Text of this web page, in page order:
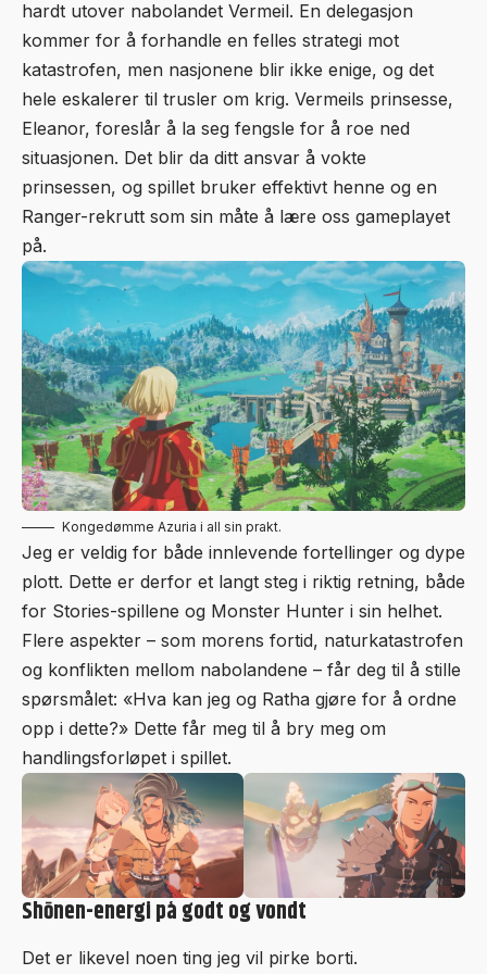
hardt utover nabolandet Vermeil. En delegasjon
kommer for å forhandle en felles strategi mot
katastrofen, men nasjonene blir ikke enige, og det
hele eskalerer til trusler om krig. Vermeils prinsesse,
Eleanor, foreslår å la seg fengsle for å roe ned
situasjonen. Det blir da ditt ansvar å vokte
prinsessen, og spillet bruker effektivt henne og en
Ranger-rekrutt som sin måte å lære oss gameplayet
på.
Kongedømme Azuria i all sin prakt.
Jeg er veldig for både innlevende fortellinger og dype
plott. Dette er derfor et langt steg i riktig retning, både
for Stories-spillene og Monster Hunter i sin helhet.
Flere aspekter – som morens fortid, naturkatastrofen
og konflikten mellom nabolandene – får deg til å stille
spørsmålet: «Hva kan jeg og Ratha gjøre for å ordne
opp i dette?» Dette får meg til å bry meg om
handlingsforløpet i spillet.
Shōnen-energi på godt og vondt
Det er likevel noen ting jeg vil pirke borti.